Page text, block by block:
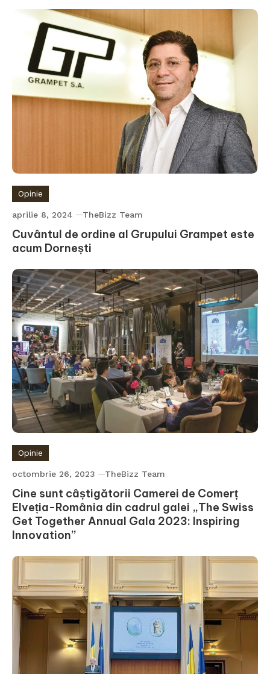
Opinie
aprilie 8, 2024 TheBizz Team
Cuvântul de ordine al Grupului Grampet este
acum Dornești
Opinie
octombrie 26, 2023 TheBizz Team
Cine sunt câștigătorii Camerei de Comerț
Elveția-România din cadrul galei „The Swiss
Get Together Annual Gala 2023: Inspiring
Innovation”